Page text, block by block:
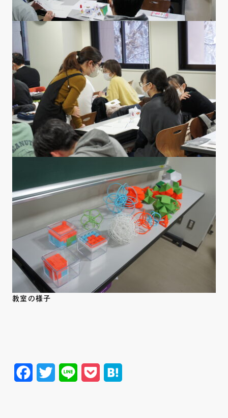
教室の様子
Facebook
TwitterLine Pocket